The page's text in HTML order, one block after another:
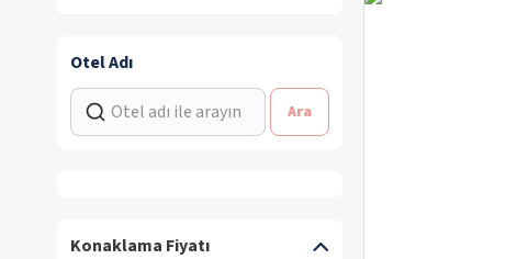
Otel Adı
Ara
Konaklama Fiyatı